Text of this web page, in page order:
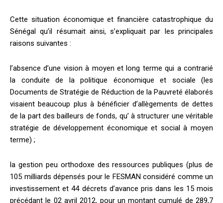
Cette situation économique et financière catastrophique du
Sénégal qu’il résumait ainsi, s’expliquait par les principales
raisons suivantes :
l’absence d’une vision à moyen et long terme qui a contrarié
la conduite de la politique économique et sociale (les
Documents de Stratégie de Réduction de la Pauvreté élaborés
visaient beaucoup plus à bénéficier d’allègements de dettes
de la part des bailleurs de fonds, qu’ à structurer une véritable
stratégie de développement économique et social à moyen
terme) ;
la gestion peu orthodoxe des ressources publiques (plus de
105 milliards dépensés pour le FESMAN considéré comme un
investissement et 44 décrets d’avance pris dans les 15 mois
précédant le 02 avril 2012, pour un montant cumulé de 289,7